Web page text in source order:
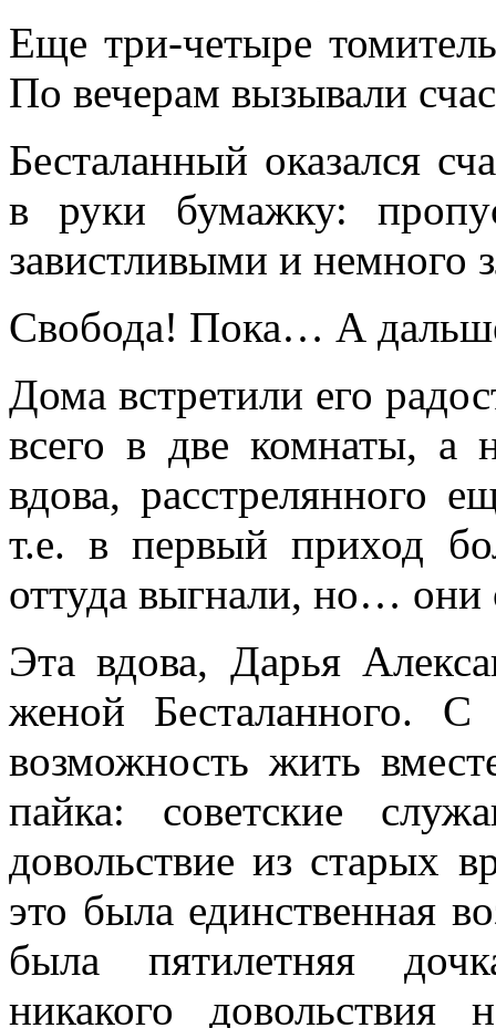
Еще три-четыре
По вечерам вызывали
Бесталанный оказался
в руки бумажку:
завистливыми и немного
Свобода! Пока… А
Дома встретили его
всего в две комнаты, а
вдова, расстрелянного
т.е. в первый приход
оттуда выгнали, но…
Эта вдова, Дарья
женой Бесталанного.
возможность жить
пайка: советские
довольствие из старых
это была единственная
была пятилетняя
никакого